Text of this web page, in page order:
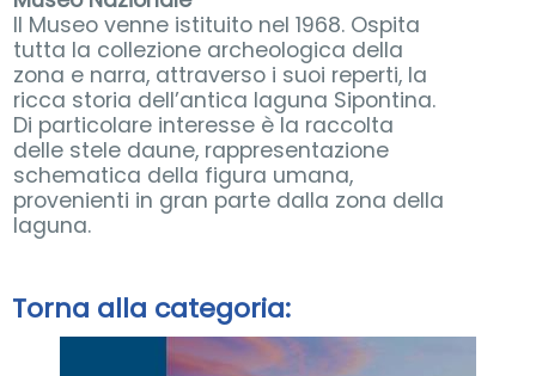
Il Museo venne istituito nel 1968. Ospita
tutta la collezione archeologica della
zona e narra, attraverso i suoi reperti, la
ricca storia dell’antica laguna Sipontina.
Di particolare interesse è la raccolta
delle stele daune, rappresentazione
schematica della figura umana,
provenienti in gran parte dalla zona della
laguna.
Torna alla categoria: